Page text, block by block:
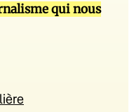
qui nous